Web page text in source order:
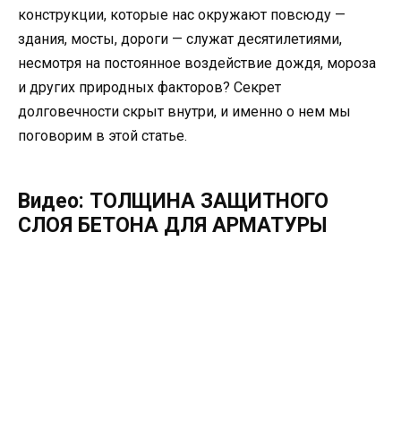
конструкции, которые нас окружают повсюду —
здания, мосты, дороги — служат десятилетиями,
несмотря на постоянное воздействие дождя, мороза
и других природных факторов? Секрет
долговечности скрыт внутри, и именно о нем мы
поговорим в этой статье.
Видео: ТОЛЩИНА ЗАЩИТНОГО
СЛОЯ БЕТОНА ДЛЯ АРМАТУРЫ